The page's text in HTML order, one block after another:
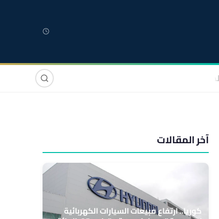
صوت وصورة
آخر المقالات
كوريا.. ارتفاع مبيعات السيارات الكهربائية